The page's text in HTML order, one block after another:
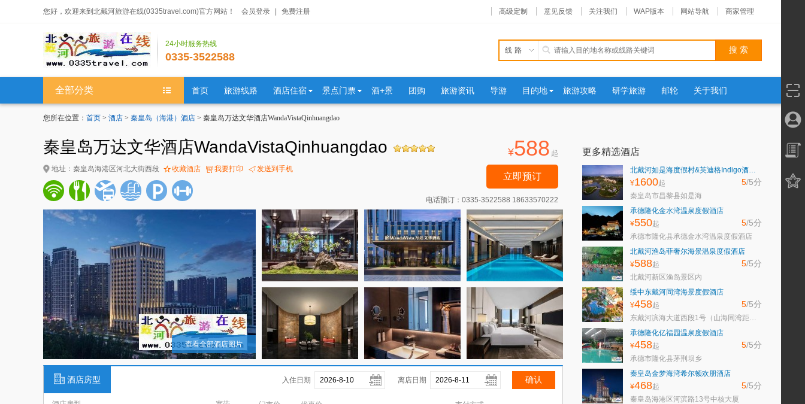
您好，欢迎来到北戴河旅游在线(0335travel.com)官方网站！ 会员登录 免费注册 高级定制 意见反馈 关注我们 WAP版本 网站导航 商家管理
24小时服务热线
0335-3522588
线路
全部分类 首页 旅游线路 酒店住宿 景点门票 酒+景 团购 旅游资讯 导游 目的地 旅游攻略 研学旅游 邮轮 关于我们
您所在位置： 首页 > 酒店 > 秦皇岛（海港）酒店 > 秦皇岛万达文华酒店WandaVistaQinhuangdao
秦皇岛万达文华酒店WandaVistaQinhuangdao
地址：秦皇岛海港区河北大街西段 收藏酒店 我要打印 发送到手机
¥588 起
立即预订
电话预订： 0335-3522588 18633570222
查看全部酒店图片
酒店房型 入住日期 离店日期
更多精选酒店
北戴河如是海度假村&英迪格Indigo酒店&如是公寓酒店
¥1600起 5/5分
秦皇岛市昌黎县如是海
承德隆化金水湾温泉度假酒店
¥550起 5/5分
承德市隆化县承德金水湾温泉度假酒店
北戴河渔岛菲奢尔海景温泉度假酒店
¥588起 5/5分
北戴河新区渔岛景区内
绥中东戴河同湾海景度假酒店
¥458起 5/5分
东戴河滨海大道西段1号（山海同湾距离浴场50米）
承德隆化亿福园温泉度假酒店
¥458起 5/5分
承德市隆化县茅荆坝乡
秦皇岛金梦海湾希尔顿欢朋酒店
¥468起 5/5分
秦皇岛海港区河滨路13号中核大厦